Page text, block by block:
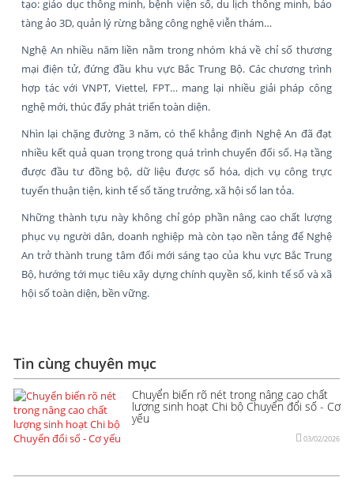
tạo: giáo dục thông minh, bệnh viện số, du lịch thông minh, bảo
tàng ảo 3D, quản lý rừng bằng công nghệ viễn thám…
Nghệ An nhiều năm liền nằm trong nhóm khá về chỉ số thương
mại điện tử, đứng đầu khu vực Bắc Trung Bộ. Các chương trình
hợp tác với VNPT, Viettel, FPT… mang lại nhiều giải pháp công
nghệ mới, thúc đẩy phát triển toàn diện.
Nhìn lại chặng đường 3 năm, có thể khẳng định Nghệ An đã đạt
nhiều kết quả quan trọng trong quá trình chuyển đổi số. Hạ tầng
được đầu tư đồng bộ, dữ liệu được số hóa, dịch vụ công trực
tuyến thuận tiện, kinh tế số tăng trưởng, xã hội số lan tỏa.
Những thành tựu này không chỉ góp phần nâng cao chất lượng
phục vụ người dân, doanh nghiệp mà còn tạo nền tảng để Nghệ
An trở thành trung tâm đổi mới sáng tạo của khu vực Bắc Trung
Bộ, hướng tới mục tiêu xây dựng chính quyền số, kinh tế số và xã
hội số toàn diện, bền vững.
Tin cùng chuyên mục
Chuyển biến rõ nét trong nâng cao chất
lượng sinh hoạt Chi bộ Chuyển đổi số - Cơ
yếu
03/02/2026